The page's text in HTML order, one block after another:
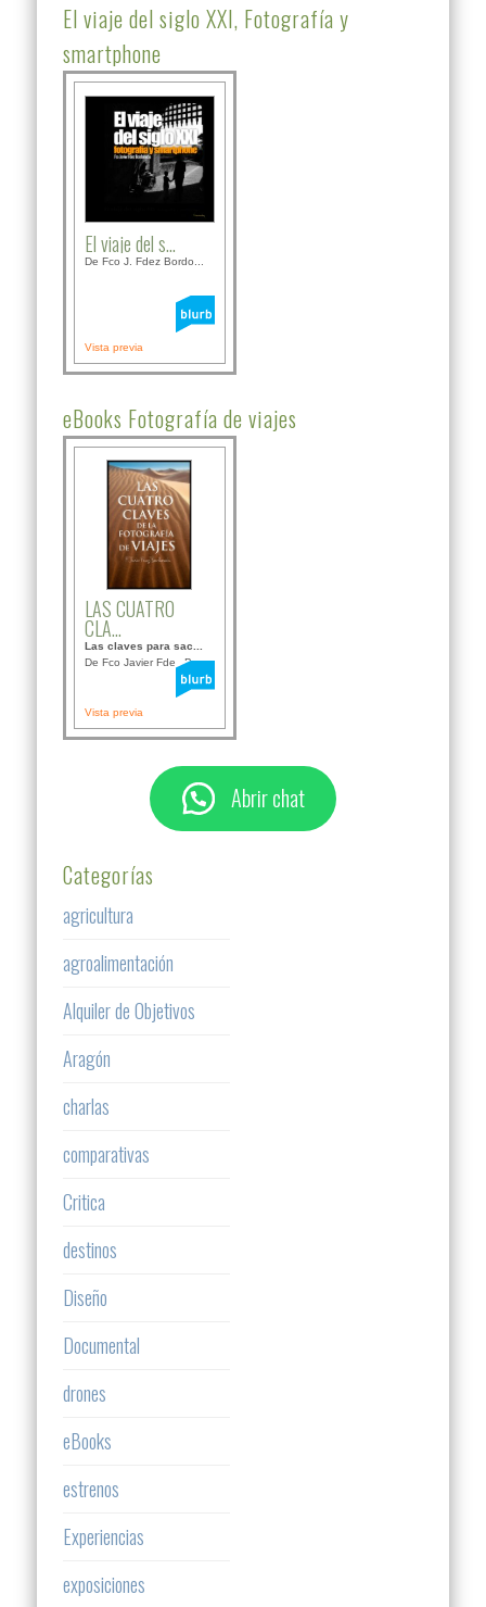
El viaje del siglo XXI, Fotografía y
smartphone
El viaje del s...
De Fco J. Fdez Bordo...
Vista previa
eBooks Fotografía de viajes
LAS CUATRO
CLA...
Las claves para sac...
De Fco Javier Fdez B...
Vista previa
Abrir chat
Categorías
agricultura
agroalimentación
Alquiler de Objetivos
Aragón
charlas
comparativas
Critica
destinos
Diseño
Documental
drones
eBooks
estrenos
Experiencias
exposiciones